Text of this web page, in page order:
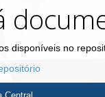
disponíveis no
Central